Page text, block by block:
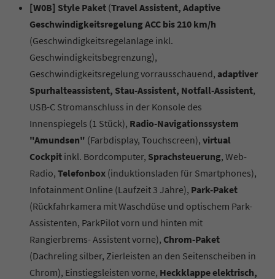
[W0B] Style Paket (Travel Assistent, Adaptive
Geschwindigkeitsregelung ACC bis 210 km/h
(Geschwindigkeitsregelanlage inkl.
Geschwindigkeitsbegrenzung),
Geschwindigkeitsregelung vorrausschauend, adaptiver
Spurhalteassistent, Stau-Assistent, Notfall-Assistent,
USB-C Stromanschluss in der Konsole des
Innenspiegels (1 Stück), Radio-Navigationssystem
"Amundsen" (Farbdisplay, Touchscreen), virtual
Cockpit inkl. Bordcomputer, Sprachsteuerung, Web-
Radio, Telefonbox (induktionsladen für Smartphones),
Infotainment Online (Laufzeit 3 Jahre), Park-Paket
(Rückfahrkamera mit Waschdüse und optischem Park-
Assistenten, ParkPilot vorn und hinten mit
Rangierbrems- Assistent vorne), Chrom-Paket
(Dachreling silber, Zierleisten an den Seitenscheiben in
Chrom), Einstiegsleisten vorne, Heckklappe elektrisch,